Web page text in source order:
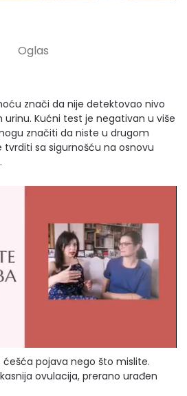
znači da nije detektovao nivo
Kućni test je negativan u više
značiti da niste u drugom
sa sigurnošću na osnovu
pojava nego što mislite.
ovulacija, prerano urađen